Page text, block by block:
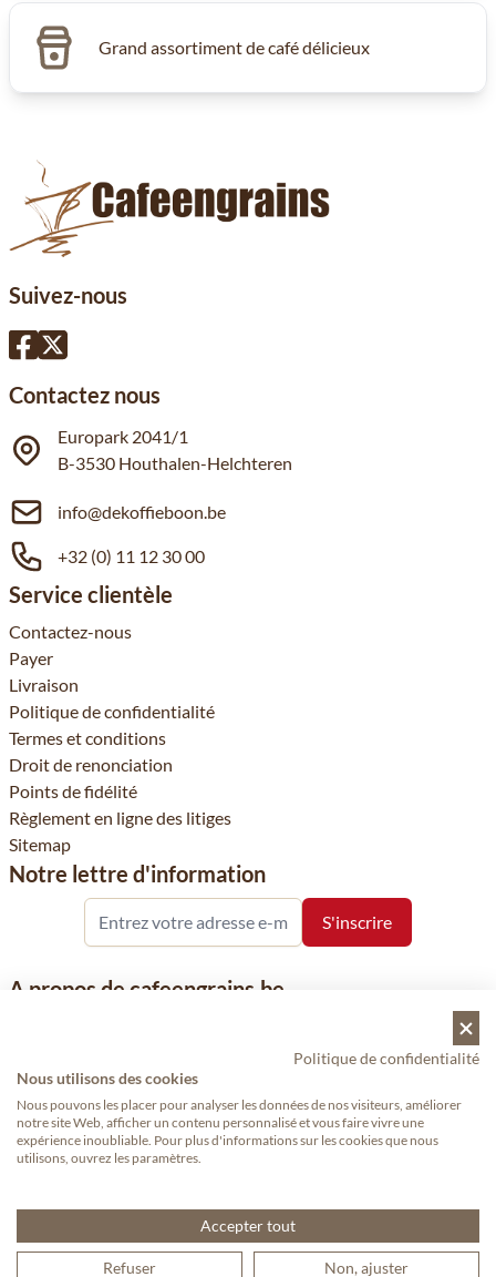
Grand assortiment de café délicieux
Suivez-nous
Contactez nous
Europark 2041/1
B-3530 Houthalen-Helchteren
info@dekoffieboon.be
+32 (0) 11 12 30 00
Service clientèle
Contactez-nous
Payer
Livraison
Politique de confidentialité
Termes et conditions
Droit de renonciation
Points de fidélité
Règlement en ligne des litiges
Sitemap
Notre lettre d'information
A propos de cafeengrains.be
concentre sur la vente de produits à base de café, de renommée
nationale et internationale, tels que le café, les grains de café, le
café moulu et les dosettes de café, garants de qualité.
made by eWings eCommerce
Politique de confidentialité
Nous utilisons des cookies
Nous pouvons les placer pour analyser les données de nos visiteurs, améliorer
notre site Web, afficher un contenu personnalisé et vous faire vivre une
expérience inoubliable. Pour plus d'informations sur les cookies que nous
utilisons, ouvrez les paramètres.
Accepter tout
Refuser Non, ajuster